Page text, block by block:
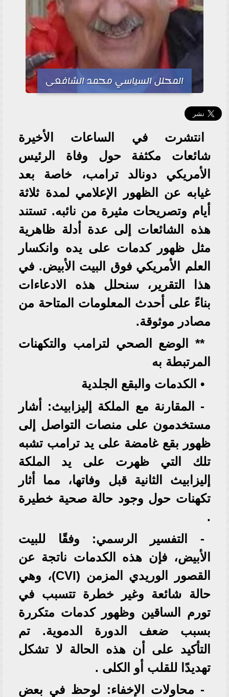
المحلل السياسي محمد الشافعى
انتشرت في الساعات الأخيرة
شائعات مكثفة حول وفاة الرئيس
الأمريكي دونالد ترامب، خاصة بعد
غيابه عن الظهور الإعلامي لمدة ثلاثة
أيام وتصريحات مثيرة من نائبه. تستند
هذه الشائعات إلى عدة أدلة ظاهرية
مثل ظهور كدمات على يده وانكسار
العلم الأمريكي فوق البيت الأبيض. في
هذا التقرير، سنحلل هذه الادعاءات
بناءً على أحدث المعلومات المتاحة من
مصادر موثوقة.
** الوضع الصحي لترامب والتكهنات
المرتبطة به
• الكدمات والبقع الجلدية
- المقارنة مع الملكة إليزابيث: أشار
مستخدمون على منصات التواصل إلى
ظهور بقع غامضة على يد ترامب تشبه
تلك التي ظهرت على يد الملكة
إليزابيث الثانية قبل وفاتها، مما أثار
تكهنات حول وجود حالة صحية خطيرة
.
- التفسير الرسمي: وفقًا للبيت
الأبيض، فإن هذه الكدمات ناتجة عن
القصور الوريدي المزمن (CVI)، وهي
حالة شائعة وغير خطرة تتسبب في
تورم الساقين وظهور كدمات متكررة
بسبب ضعف الدورة الدموية. تم
التأكيد على أن هذه الحالة لا تشكل
تهديدًا للقلب أو الكلى .
- محاولات الإخفاء: لوحظ في بعض